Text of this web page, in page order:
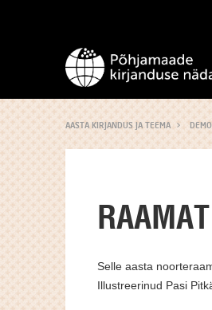
AASTA KIRJANDUS JA TEEMA
Selle aasta
Illustreerinud Pasi